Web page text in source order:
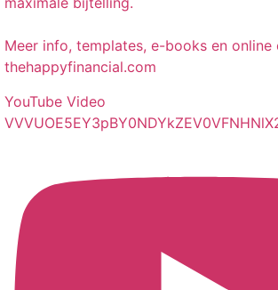
Meer info, templates, e-books en online
thehappyfinancial.com
YouTube Video